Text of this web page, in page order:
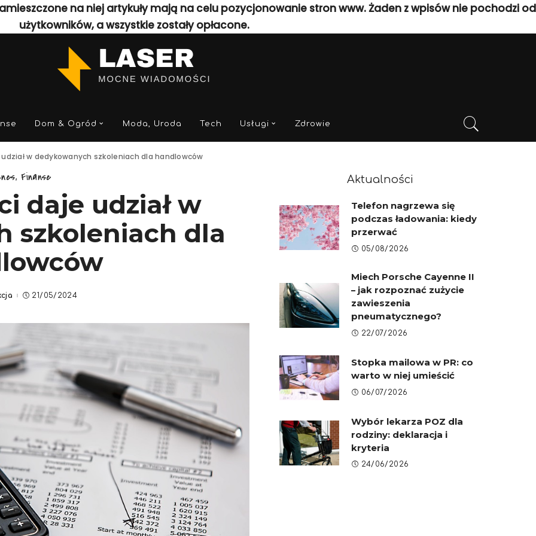
na niej artykuły mają na celu pozycjonowanie stron www. Żaden z wpisów nie pochodzi od
użytkowników, a wszystkie zostały opłacone.
Dom & Ogród Moda, Uroda Tech Usługi Zdrowie
w dedykowanych szkoleniach dla handlowców
Finanse
daje udział w
szkoleniach dla
21/05/2024
Aktualności
Telefon nagrzewa się
podczas ładowania: kiedy
przerwać
05/08/2026
Miech Porsche Cayenne II
– jak rozpoznać zużycie
zawieszenia
pneumatycznego?
22/07/2026
Stopka mailowa w PR: co
warto w niej umieścić
06/07/2026
Wybór lekarza POZ dla
rodziny: deklaracja i
kryteria
24/06/2026